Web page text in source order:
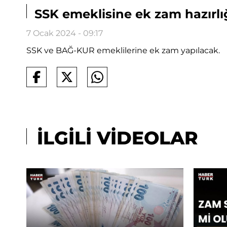
SSK emeklisine ek zam
7 Ocak 2024 - 09:17
SSK ve BAĞ-KUR emeklilerine ek zam yapılacak.
İLGİLİ VİDEOLAR